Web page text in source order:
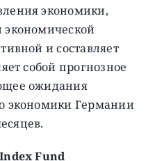
экономики,
экономической
и составляет
собой прогнозное
ожидания
экономики Германии
Fund